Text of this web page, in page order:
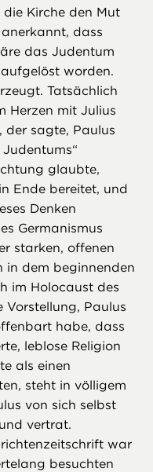
Kirche den Mut
dass
das Judentum
worden.
Tatsächlich
Herzen mit Julius
der sagte, Paulus
glaubte,
Ende bereitet, und
Denken
Germanismus
starken, offenen
in dem beginnenden
im Holocaust des
Vorstellung, Paulus
habe, dass
leblose Religion
als einen
steht in völligem
von sich selbst
vertrat.
war
besuchten